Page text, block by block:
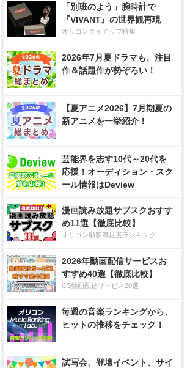
「別班のよう」腕時計で
『VIVANT』の世界観再現
オリコンタイアップ特集
2026年7月夏ドラマも、注目
作＆話題作が勢ぞろい！
【夏アニメ2026】7月期夏の
新アニメを一挙紹介！
芸能界を志す10代～20代を
応援！オーディション・スク
ール情報はDeview
漫画読み放題サブスクおすす
め11選【徹底比較】
オリコン顧客満足度ランキング
2026年動画配信サービスお
すすめ40選【徹底比較】
CS動画配信サービス20選
毎週の音楽ランキングから、
ヒットの推移をチェック！
試写会、登壇イベント、サイ